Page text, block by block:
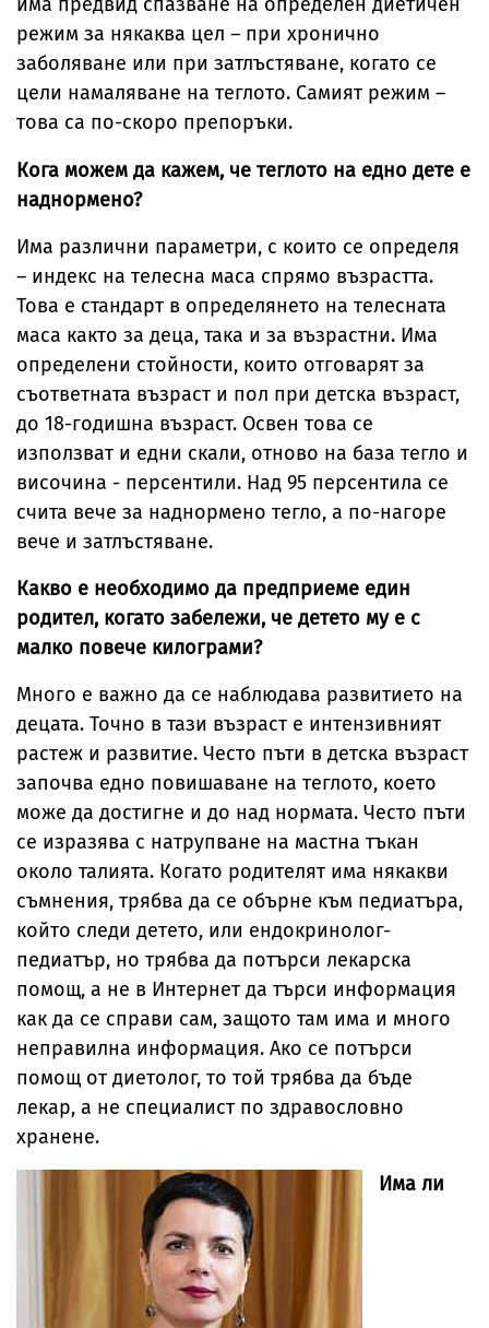
режим за някаква цел – при хронично
заболяване или при затлъстяване, когато се
цели намаляване на теглото. Самият режим –
това са по-скоро препоръки.
Кога можем да кажем, че теглото на едно дете е
наднормено?
Има различни параметри, с които се определя
– индекс на телесна маса спрямо възрастта.
Това е стандарт в определянето на телесната
маса както за деца, така и за възрастни. Има
определени стойности, които отговарят за
съответната възраст и пол при детска възраст,
до 18-годишна възраст. Освен това се
използват и едни скали, отново на база тегло и
височина - персентили. Над 95 персентила се
счита вече за наднормено тегло, а по-нагоре
вече и затлъстяване.
Какво е необходимо да предприеме един
родител, когато забележи, че детето му е с
малко повече килограми?
Много е важно да се наблюдава развитието на
децата. Точно в тази възраст е интензивният
растеж и развитие. Често пъти в детска възраст
започва едно повишаване на теглото, което
може да достигне и до над нормата. Често пъти
се изразява с натрупване на мастна тъкан
около талията. Когато родителят има някакви
съмнения, трябва да се обърне към педиатъра,
който следи детето, или ендокринолог-
педиатър, но трябва да потърси лекарска
помощ, а не в Интернет да търси информация
как да се справи сам, защото там има и много
неправилна информация. Ако се потърси
помощ от диетолог, то той трябва да бъде
лекар, а не специалист по здравословно
хранене.
Има ли